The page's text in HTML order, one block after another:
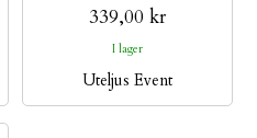
339,00 kr
I lager
Uteljus Event